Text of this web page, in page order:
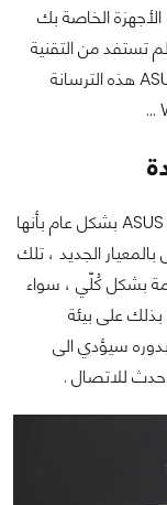
الخاصة بك
تستفد من التقنية
أصلاً بمميزاتها التي ذكرناها . ولذلك توفر لك ASUS هذه الترسانة
كما أشرت في السطور الماضية ، تتميز منتجات ASUS بشكل عام بأنها
الجديد ، تلك
بشكل كُلّي ، سواء
على بيئة
بدوره سيؤدي الى
للاتصال .